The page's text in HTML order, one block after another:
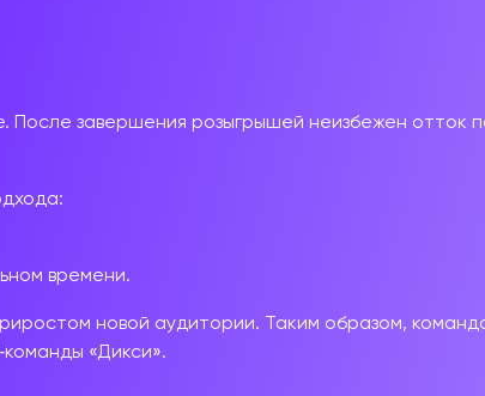
осле завершения розыгрышей неизбежен отток
времени.
новой аудитории. Таким образом,
«Дикси».